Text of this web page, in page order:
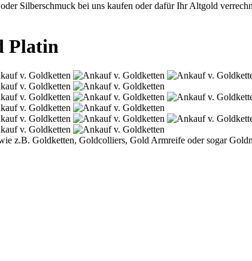
Silberschmuck bei uns kaufen oder dafür Ihr Altgold
Platin
z.B. Goldketten, Goldcolliers, Gold Armreife oder sogar